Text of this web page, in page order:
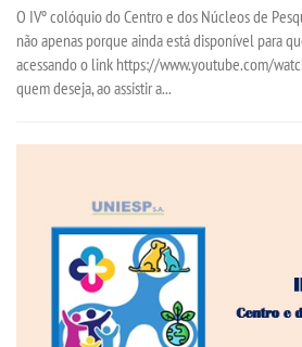
PUBLICAÇÕES
DESTAQUES
WEBMAIL
PORTAL DE ALUNOS
O IVº colóquio do Centro e dos Núcleos de
não apenas porque ainda está disponível para
acessando o link https://www.youtube.com/
quem deseja, ao assistir a...